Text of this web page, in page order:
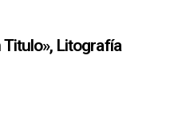
Litografía